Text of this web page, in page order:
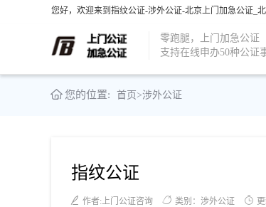
您好，欢迎来到指纹公证-涉外公证-北京上门加急公证_
零跑腿，上门加急公证
支持在线申办50种公证
您的位置: 首页>涉外公证
指纹公证
作者:上门公证咨询 类别：涉外公证